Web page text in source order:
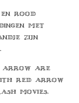
rood
met
zijn
arrow are
red arrow
movies.